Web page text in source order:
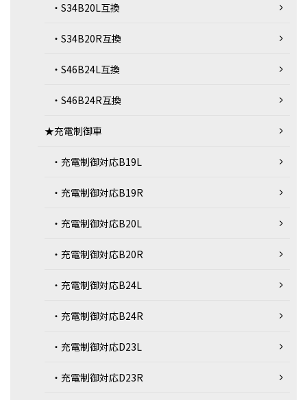
・S34B20L互換
・S34B20R互換
・S46B24L互換
・S46B24R互換
★充電制御車
・充電制御対応B19L
・充電制御対応B19R
・充電制御対応B20L
・充電制御対応B20R
・充電制御対応B24L
・充電制御対応B24R
・充電制御対応D23L
・充電制御対応D23R